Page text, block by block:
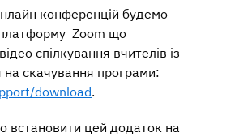
конференцій будемо
Zoom що
спілкування вчителів із
на скачування програми:
download.
встановити цей додаток на